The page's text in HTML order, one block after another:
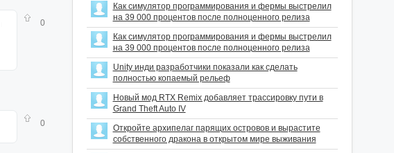
0
0
Как симулятор программирования и фермы выстрелил
на 39 000 процентов после полноценного релиза
Как симулятор программирования и фермы выстрелил
на 39 000 процентов после полноценного релиза
Unity инди разработчики показали как сделать
полностью копаемый рельеф
Новый мод RTX Remix добавляет трассировку пути в
Grand Theft Auto IV
Откройте архипелаг парящих островов и вырастите
собственного дракона в открытом мире выживания